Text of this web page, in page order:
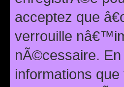
acceptez que
verrouille
nÃ©cessaire.
informations